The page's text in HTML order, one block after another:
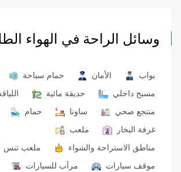
وسائل الراحة في الهواء
بواب الأمان
حمام سباحة
مسبح داخلي
حديقة مائية
منتجع صحي
ساونا
حمام
غرفة البخار
ملعب
مناطق الاستراحة والشواء
ملعب تنس
موقف سيارات
مرآب للسيارات